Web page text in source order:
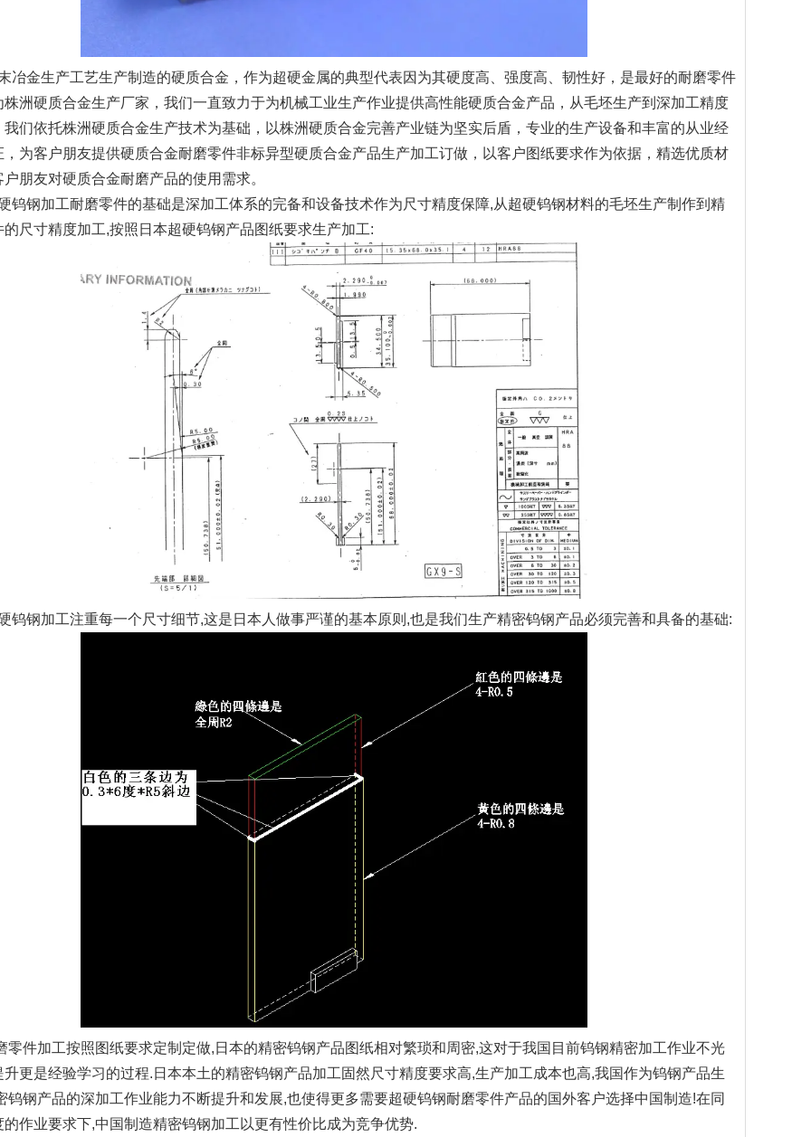
金生产工艺生产制造的硬质合金，作为超硬金属的典型代表因为其硬度高、强度高、韧性好，是最好的耐磨零件
株洲硬质合金生产厂家，我们一直致力于为机械工业生产作业提供高性能硬质合金产品，从毛坯生产到深加工精度
我们依托株洲硬质合金生产技术为基础，以株洲硬质合金完善产业链为坚实后盾，专业的生产设备和丰富的从业经
，为客户朋友提供硬质合金耐磨零件非标异型硬质合金产品生产加工订做，以客户图纸要求作为依据，精选优质材
朋友对硬质合金耐磨产品的使用需求。
钢加工耐磨零件的基础是深加工体系的完备和设备技术作为尺寸精度保障,从超硬钨钢材料的毛坯生产制作到精
的尺寸精度加工,按照日本超硬钨钢产品图纸要求生产加工:
钢加工注重每一个尺寸细节,这是日本人做事严谨的基本原则,也是我们生产精密钨钢产品必须完善和具备的基础:
件加工按照图纸要求定制定做,日本的精密钨钢产品图纸相对繁琐和周密,这对于我国目前钨钢精密加工作业不光
升更是经验学习的过程.日本本土的精密钨钢产品加工固然尺寸精度要求高,生产加工成本也高,我国作为钨钢产品生
钨钢产品的深加工作业能力不断提升和发展,也使得更多需要超硬钨钢耐磨零件产品的国外客户选择中国制造!在同
的作业要求下,中国制造精密钨钢加工以更有性价比成为竞争优势.